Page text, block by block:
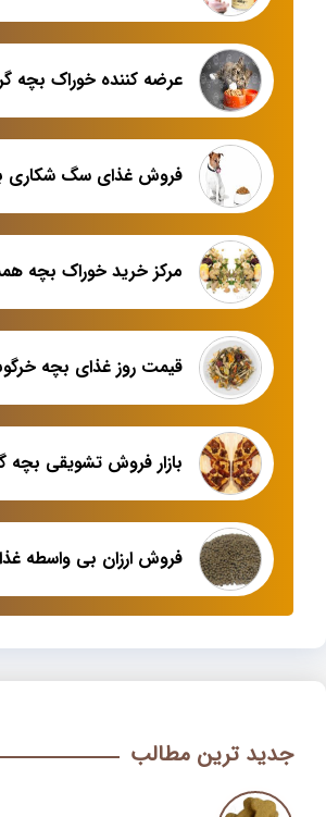
عرضه کننده خوراک بچه
مرکز خرید خوراک بچه
قیمت روز غذای بچه
بازار فروش تشویقی بچه
جدید ترین مطالب